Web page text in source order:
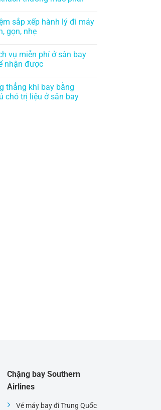
sắp xếp hành lý đi máy
gọn, nhẹ
vụ miễn phí ở sân bay
nhận được
thẳng khi bay bằng
chó trị liệu ở sân bay
Chặng bay Southern
Airlines
Vé máy bay đi Trung Quốc